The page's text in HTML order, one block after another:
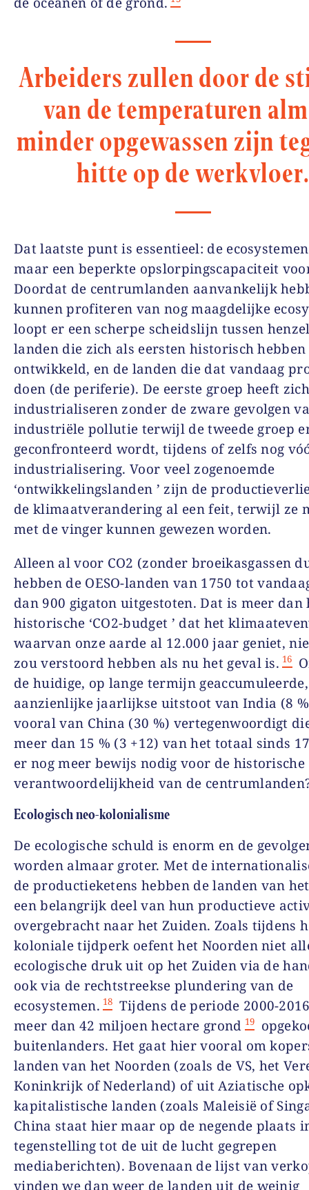
Arbeiders zullen door de
van de temperaturen
minder opgewassen zijn
hitte op de werkvloer.
Dat laatste punt is essentieel: de
maar een beperkte opslorpingscapaciteit
Doordat de centrumlanden aanvankelijk
kunnen profiteren van nog maagdelijke
loopt er een scherpe scheidslijn tussen
landen die zich als eersten historisch hebben
ontwikkeld, en de landen die dat vandaag
doen (de periferie). De eerste groep heeft
industrialiseren zonder de zware gevolgen
industriële pollutie terwijl de tweede groep
geconfronteerd wordt, tijdens of zelfs nog
industrialisering. Voor veel zogenoemde
‘ontwikkelingslanden ’ zijn de
de klimaatverandering al een feit, terwijl ze
met de vinger kunnen gewezen worden.
Alleen al voor CO2 (zonder broeikasgassen
hebben de OESO-landen van 1750 tot
dan 900 gigaton uitgestoten. Dat is meer dan
historische ‘CO2-budget ’ dat het
waarvan onze aarde al 12.000 jaar geniet,
zou verstoord hebben als nu het geval is. 16
de huidige, op lange termijn geaccumuleerde,
aanzienlijke jaarlijkse uitstoot van India (8
vooral van China (30 %) vertegenwoordigt
meer dan 15 % (3 +12) van het totaal sinds
er nog meer bewijs nodig voor de historische
verantwoordelijkheid van de
Ecologisch neo-kolonialisme
De ecologische schuld is enorm en de
worden almaar groter. Met de
de productieketens hebben de landen van
een belangrijk deel van hun productieve
overgebracht naar het Zuiden. Zoals tijdens
koloniale tijdperk oefent het Noorden niet
ecologische druk uit op het Zuiden via de
ook via de rechtstreekse plundering van de
ecosystemen. 18 Tijdens de periode 2000-
meer dan 42 miljoen hectare grond 19
buitenlanders. Het gaat hier vooral om
landen van het Noorden (zoals de VS, het
Koninkrijk of Nederland) of uit Aziatische
kapitalistische landen (zoals Maleisië of
China staat hier maar op de negende plaats
tegenstelling tot de uit de lucht gegrepen
mediaberichten). Bovenaan de lijst van
vinden we dan weer de landen uit de weinig